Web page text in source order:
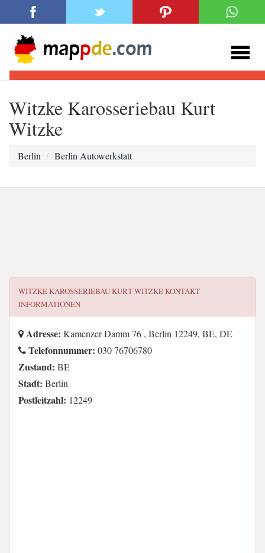
Witzke Karosseriebau Kurt
Witzke
Berlin Berlin Autowerkstatt
WITZKE KAROSSERIEBAU KURT WITZKEKONTAKT
INFORMATIONEN
Adresse: Kamenzer Damm 76 , Berlin 12249, BE, DE
Telefonnummer: 030 76706780
Zustand: BE
Stadt: Berlin
Postleitzahl: 12249